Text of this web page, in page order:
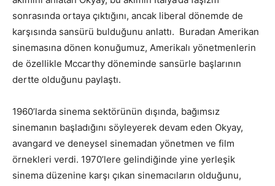
sonrasında ortaya çıktığını, ancak liberal dönemde de
karşısında sansürü bulduğunu anlattı. Buradan Amerikan
sinemasına dönen konuğumuz, Amerikalı yönetmenlerin
de özellikle Mccarthy döneminde sansürle başlarının
dertte olduğunu paylaştı.
1960’larda sinema sektörünün dışında, bağımsız
sinemanın başladığını söyleyerek devam eden Okyay,
avangard ve deneysel sinemadan yönetmen ve film
örnekleri verdi. 1970’lere gelindiğinde yine yerleşik
sinema düzenine karşı çıkan sinemacıların olduğunu,